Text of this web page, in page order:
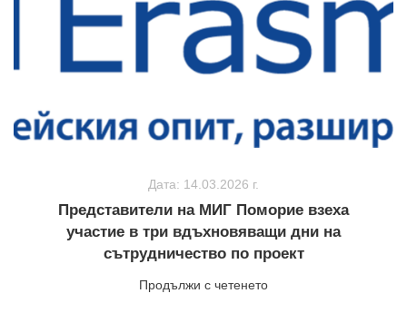
Дата: 14.03.2026 г.
Представители на МИГ Поморие взеха
участие в три вдъхновяващи дни на
сътрудничество по проект
Продължи с четенето